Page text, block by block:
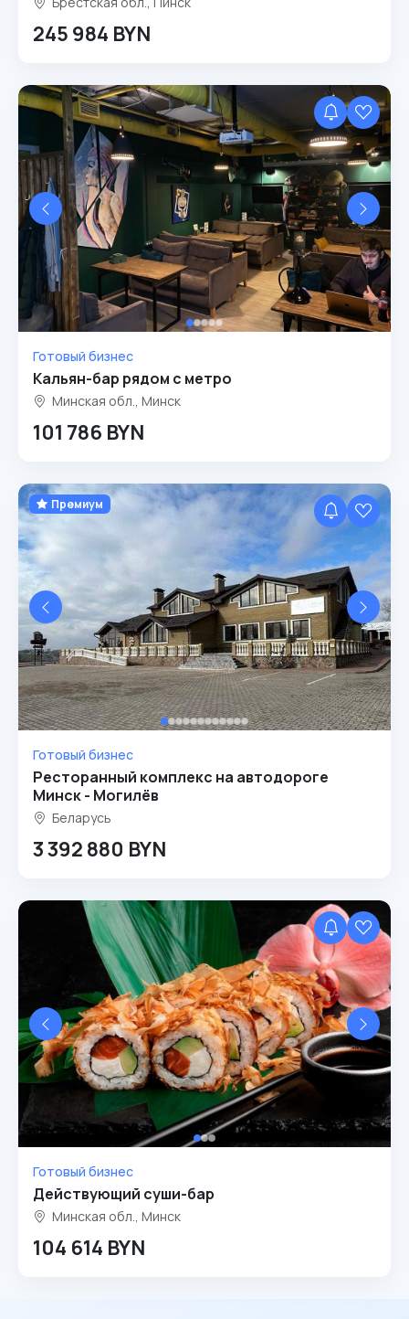
245 984 BYN
Готовый бизнес
Кальян-бар рядом с метро
Минская обл., Минск
101 786 BYN
Премиум
Готовый бизнес
Ресторанный комплекс на автодороге
Минск - Могилёв
Беларусь
3 392 880 BYN
Готовый бизнес
Действующий суши-бар
Минская обл., Минск
104 614 BYN